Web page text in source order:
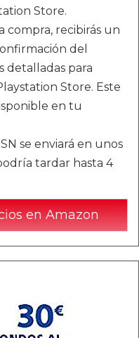
Store.
compra, recibirás un
del
detalladas para
Store. Este
en tu
se enviará en unos
tardar hasta 4
en Amazon